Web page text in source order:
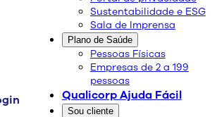
Sustentabilidade e ESG
Sala de Imprensa
Plano de Saúde
Pessoas Físicas
Empresas de 2 a 199
pessoas
Qualicorp Ajuda Fácil
Sou cliente